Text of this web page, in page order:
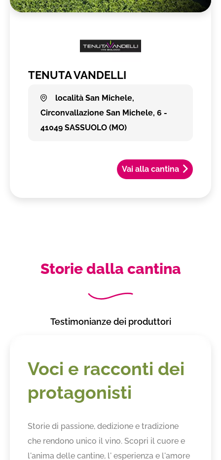
TENUTA VANDELLI
località San Michele,
Circonvallazione San Michele, 6 -
41049 SASSUOLO (MO)
Vai alla cantina
Storie dalla cantina
Testimonianze dei produttori
Voci e racconti dei
protagonisti
Storie di passione, dedizione e tradizione
che rendono unico il vino. Scopri il cuore e
l'anima delle cantine, l' esperienza e l'amore